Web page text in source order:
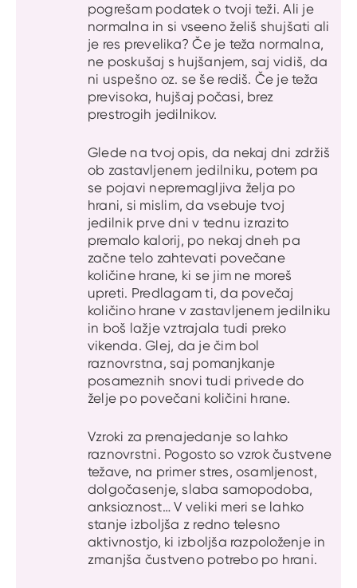
pogrešam podatek o tvoji teži. Ali je
normalna in si vseeno želiš shujšati ali
je res prevelika? Če je teža normalna,
ne poskušaj s hujšanjem, saj vidiš, da
ni uspešno oz. se še rediš. Če je teža
previsoka, hujšaj počasi, brez
prestrogih jedilnikov.
Glede na tvoj opis, da nekaj dni zdržiš
ob zastavljenem jedilniku, potem pa
se pojavi nepremagljiva želja po
hrani, si mislim, da vsebuje tvoj
jedilnik prve dni v tednu izrazito
premalo kalorij, po nekaj dneh pa
začne telo zahtevati povečane
količine hrane, ki se jim ne moreš
upreti. Predlagam ti, da povečaj
količino hrane v zastavljenem jedilniku
in boš lažje vztrajala tudi preko
vikenda. Glej, da je čim bol
raznovrstna, saj pomanjkanje
posameznih snovi tudi privede do
želje po povečani količini hrane.
Vzroki za prenajedanje so lahko
raznovrstni. Pogosto so vzrok čustvene
težave, na primer stres, osamljenost,
dolgočasenje, slaba samopodoba,
anksioznost… V veliki meri se lahko
stanje izboljša z redno telesno
aktivnostjo, ki izboljša razpoloženje in
zmanjša čustveno potrebo po hrani.